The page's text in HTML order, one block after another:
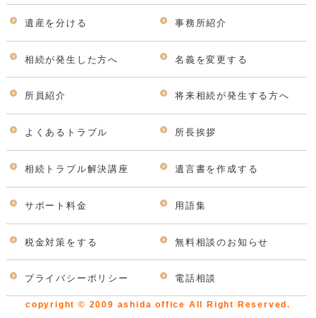
遺産を分ける 事務所紹介
相続が発生した方へ 名義を変更する
所員紹介 将来相続が発生する方へ
よくあるトラブル 所長挨拶
相続トラブル解決講座 遺言書を作成する
サポート料金 用語集
税金対策をする 無料相談のお知らせ
プライバシーポリシー 電話相談
copyright © 2009 ashida office All Right Reserved.